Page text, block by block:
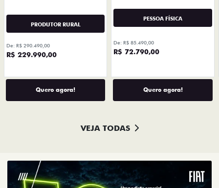
PRODUTOR RURAL
De: R$ 290.490,00
R$ 229.990,00
Quero agora!
PESSOA FÍSICA
De: R$ 85.490,00
R$ 72.790,00
Quero agora!
VEJA TODAS